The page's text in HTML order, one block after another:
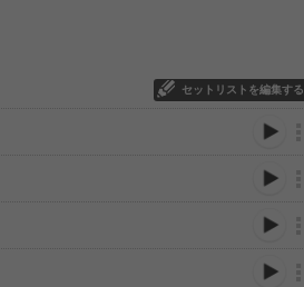
セットリストを編集する